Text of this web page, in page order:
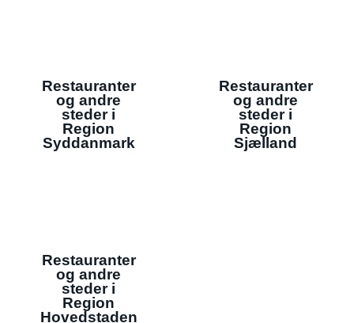
Restauranter
og andre
steder i
Region
Syddanmark
Restauranter
og andre
steder i
Region
Sjælland
Restauranter
og andre
steder i
Region
Hovedstaden